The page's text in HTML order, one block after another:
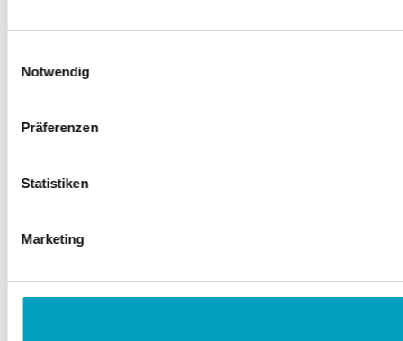
Notwendig
Präferenzen
Statistiken
Marketing